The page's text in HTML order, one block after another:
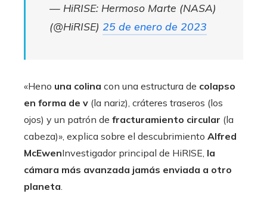
— HiRISE: Hermoso Marte (NASA)
(@HiRISE) 25 de enero de 2023
«Heno una colina con una estructura de colapso
en forma de v (la nariz), cráteres traseros (los
ojos) y un patrón de fracturamiento circular (la
cabeza)», explica sobre el descubrimiento Alfred
McEwenInvestigador principal de HiRISE, la
cámara más avanzada jamás enviada a otro
planeta